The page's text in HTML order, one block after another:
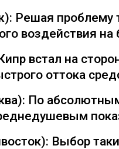
Решая проблему
воздействия на
встал на
оттока
По
Выбор